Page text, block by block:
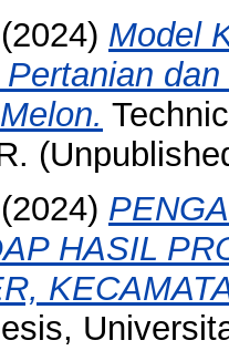
(2024) Model
(2024)
HASIL